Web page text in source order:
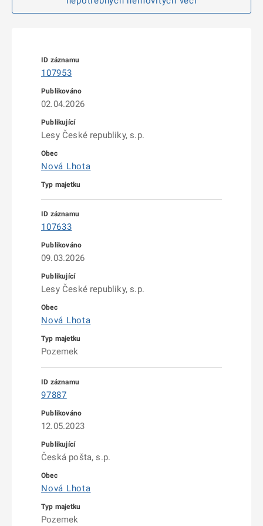
107953
02.04.2026
Lesy České republiky, s.p.
Nová Lhota
107633
09.03.2026
Lesy České republiky, s.p.
Nová Lhota
Pozemek
97887
12.05.2023
Česká pošta, s.p.
Nová Lhota
Pozemek